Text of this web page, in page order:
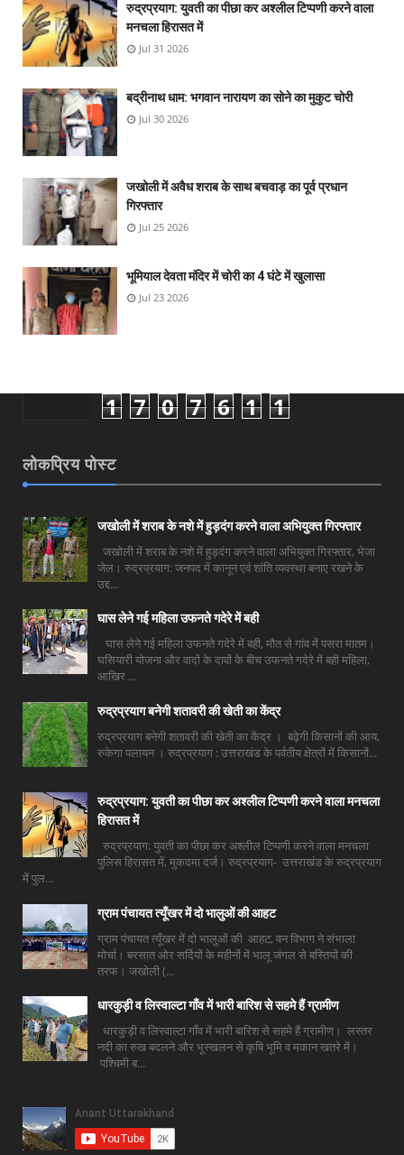
रुद्रप्रयाग: युवती का पीछा कर अश्लील टिप्पणी करने वाला
मनचला हिरासत में
Jul 31 2026
बद्रीनाथ धाम: भगवान नारायण का सोने का मुकुट चोरी
Jul 30 2026
जखोली में अवैध शराब के साथ बचवाड़ का पूर्व प्रधान
गिरफ्तार
Jul 25 2026
भूमियाल देवता मंदिर में चोरी का 4 घंटे में खुलासा
Jul 23 2026
1 7 0 7 6 1 1
लोकप्रिय पोस्ट
जखोली में शराब के नशे में हुड़दंग करने वाला अभियुक्त गिरफ्तार
जखोली में शराब के नशे में हुड़दंग करने वाला अभियुक्त गिरफ्तार, भेजा
जेल। रुद्रप्रयाग: जनपद में कानून एवं शांति व्यवस्था बनाए रखने के
उद्द...
घास लेने गई महिला उफनते गदेरे में बही
घास लेने गई महिला उफनते गदेरे में बही, मौत से गांव में पसरा मातम।
घसियारी योजना और वादों के दावों के बीच उफनते गदेरे में बही महिला,
आखिर ...
रुद्रप्रयाग बनेगी शतावरी की खेती का केंद्र
रुद्रप्रयाग बनेगी शतावरी की खेती का केंद्र । बढ़ेगी किसानों की आय,
रुकेगा पलायन । रुद्रप्रयाग : उत्तराखंड के पर्वतीय क्षेत्रों में किसानों...
रुद्रप्रयाग: युवती का पीछा कर अश्लील टिप्पणी करने वाला मनचला
हिरासत में
रुद्रप्रयाग: युवती का पीछा कर अश्लील टिप्पणी करने वाला मनचला
पुलिस हिरासत में, मुकदमा दर्ज। रुद्रप्रयाग- उत्तराखंड के रुद्रप्रयाग
में पुल...
ग्राम पंचायत त्यूँखर में दो भालुओं की आहट
ग्राम पंचायत त्यूँखर में दो भालुओं की आहट, वन विभाग ने संभाला
मोर्चा। बरसात ओर सर्दियों के महीनों में भालू जंगल से बस्तियों की
तरफ। जखोली (...
धारकुड़ी व लिस्वाल्टा गाँव में भारी बारिश से सहमे हैं ग्रामीण
धारकुड़ी व लिस्वाल्टा गाँव में भारी बारिश से सहमे हैं ग्रामीण। लस्तर
नदी का रुख बदलने और भूस्खलन से कृषि भूमि व मकान खतरे में।
पश्चिमी ब...